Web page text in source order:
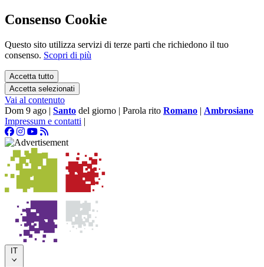
Consenso Cookie
Questo sito utilizza servizi di terze parti che richiedono il tuo
consenso. Scopri di più
Accetta tutto
Accetta selezionati
Vai al contenuto
Dom 9 ago | Santo del giorno | Parola rito Romano | Ambrosiano
Impressum e contatti |
IT